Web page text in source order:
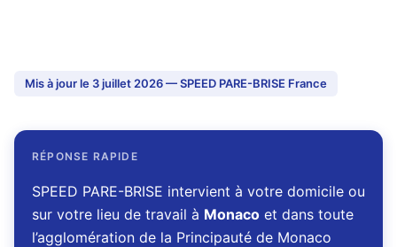
Mis à jour le 3 juillet 2026 — SPEED PARE-BRISE France
RÉPONSE RAPIDE
SPEED PARE-BRISE intervient à votre domicile ou
sur votre lieu de travail à Monaco et dans toute
l’agglomération de la Principauté de Monaco